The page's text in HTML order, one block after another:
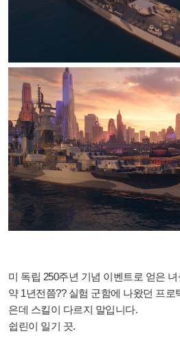
미 독립 250주년 기념 이벤트로 얻은
약 1년전쯤?? 실험 군함에 나왔던 프
은데 스킬이 다르지 말입니다.
쉽린이 일기 끗.